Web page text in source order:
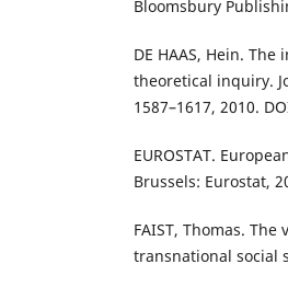
Bloomsbury
DE HAAS, Hein.
theoretical inquiry.
1587–1617, 2010.
EUROSTAT.
Brussels: Eurostat,
FAIST, Thomas.
transnational social